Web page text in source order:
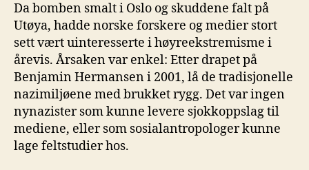
Da bomben smalt i Oslo og skuddene falt på
Utøya, hadde norske forskere og medier stort
sett vært uinteresserte i høyreekstremisme i
årevis. Årsaken var enkel: Etter drapet på
Benjamin Hermansen i 2001, lå de tradisjonelle
nazimiljøene med brukket rygg. Det var ingen
nynazister som kunne levere sjokkoppslag til
mediene, eller som sosialantropologer kunne
lage feltstudier hos.